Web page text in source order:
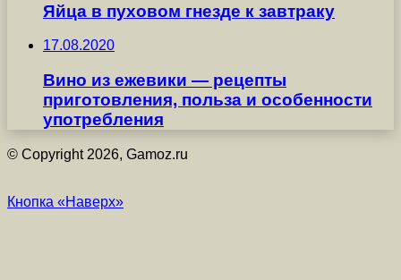
Яйца в пуховом гнезде к завтраку
17.08.2020
Вино из ежевики — рецепты
приготовления, польза и особенности
употребления
© Copyright 2026, Gamoz.ru
Кнопка «Наверх»